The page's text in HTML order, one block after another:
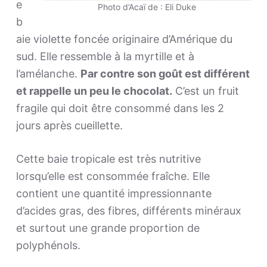
Photo d’Acaï de : Eli Duke
e
b
aie violette foncée originaire d’Amérique du
sud. Elle ressemble à la myrtille et à
l’amélanche. Par contre son goût est différent
et rappelle un peu le chocolat. C’est un fruit
fragile qui doit être consommé dans les 2
jours après cueillette.
Cette baie tropicale est très nutritive
lorsqu’elle est consommée fraîche. Elle
contient une quantité impressionnante
d’acides gras, des fibres, différents minéraux
et surtout une grande proportion de
polyphénols.